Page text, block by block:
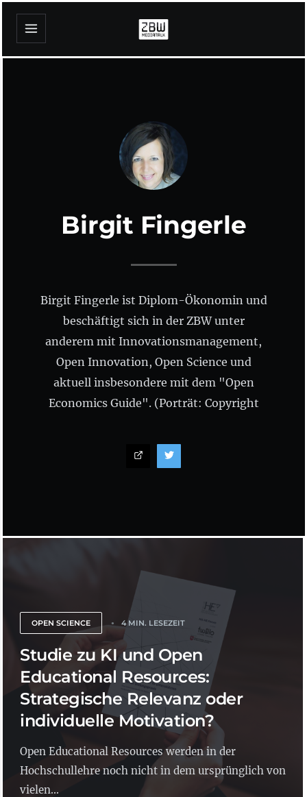
Birgit Fingerle
Birgit Fingerle ist Diplom-Ökonomin und
beschäftigt sich in der ZBW unter
anderem mit Innovationsmanagement,
Open Innovation, Open Science und
aktuell insbesondere mit dem "Open
Economics Guide". (Porträt: Copyright
OPEN SCIENCE 4 MIN. LESEZEIT
Studie zu KI und Open
Educational Resources:
Strategische Relevanz oder
individuelle Motivation?
Open Educational Resources werden in der
Hochschullehre noch nicht in dem ursprünglich von
vielen...